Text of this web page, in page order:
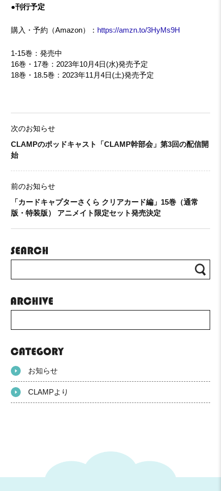
●刊行予定
購入・予約（Amazon）： https://amzn.to/3HyMs9H
1-15巻：発売中
16巻・17巻：2023年10月4日(水)発売予定
18巻・18.5巻：2023年11月4日(土)発売予定
次のお知らせ
CLAMPのポッドキャスト「CLAMP幹部会」第3回の配信開
始
前のお知らせ
「カードキャプターさくら クリアカード編」15巻（通常
版・特装版） アニメイト限定セット発売決定
お知らせ
CLAMPより